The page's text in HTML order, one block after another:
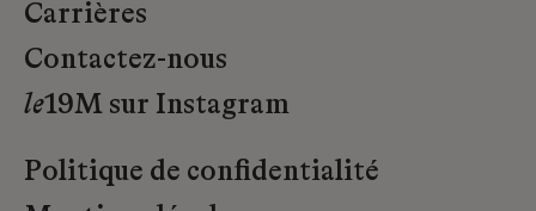
Carrières
Contactez-nous
le19M sur Instagram
Politique de confidentialité